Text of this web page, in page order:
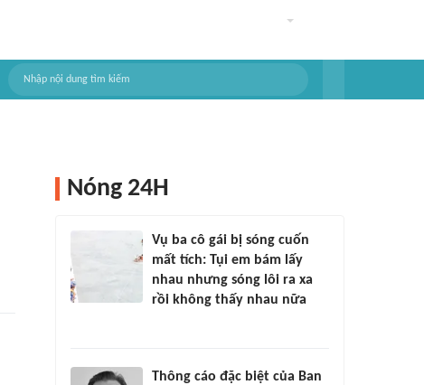
Nóng 24H
Vụ ba cô gái bị sóng cuốn
mất tích: Tụi em bám lấy
nhau nhưng sóng lôi ra xa
rồi không thấy nhau nữa
Thông cáo đặc biệt của Ban